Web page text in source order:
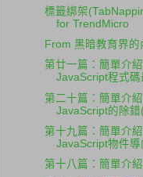
標籤綁架
for TrendMicro
From 黑暗教育界的
第廿一篇：簡單介紹
JavaScript程式碼
第二十篇：簡單介紹
JavaScript的除
第十九篇：簡單介紹
JavaScript物件導
第十八篇：簡單介